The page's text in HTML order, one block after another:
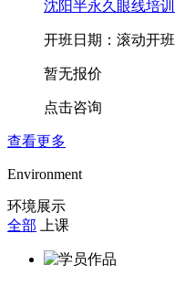
沈阳半永久眼线培训
开班日期：滚动开班
暂无报价
点击咨询
查看更多
Environment
环境展示
全部
上课